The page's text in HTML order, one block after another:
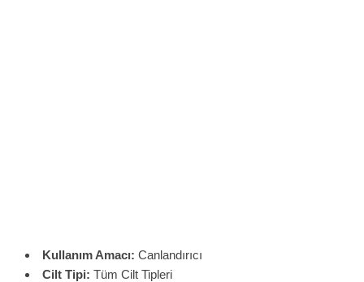
Kullanım Amacı: Canlandırıcı
Cilt Tipi: Tüm Cilt Tipleri